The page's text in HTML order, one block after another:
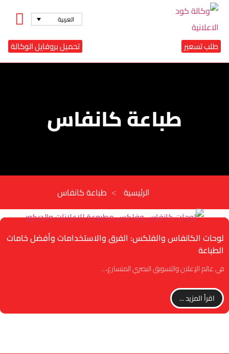
العربية
طلب تسعير تحميل بروفايل الوكالة
طباعة كانفاس
الرئيسية > طباعة كانفاس
لوحات الكانفاس والفلكس: الفرق والاستخدامات وأفضل خامات
الطباعة
في عالم الإعلان والتسويق البصري المتسارع،...
اقرأ المزيد ...